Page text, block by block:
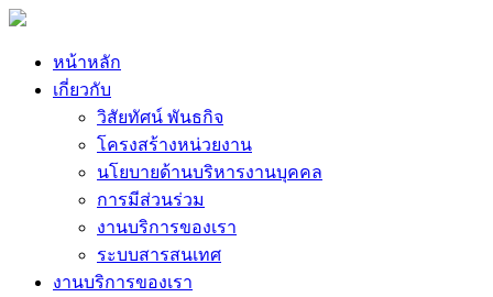
หน้าหลัก
เกี่ยวกับ
วิสัยทัศน์ พันธกิจ
โครงสร้างหน่วยงาน
นโยบายด้านบริหารงานบุคคล
การมีส่วนร่วม
งานบริการของเรา
ระบบสารสนเทศ
งานบริการของเรา